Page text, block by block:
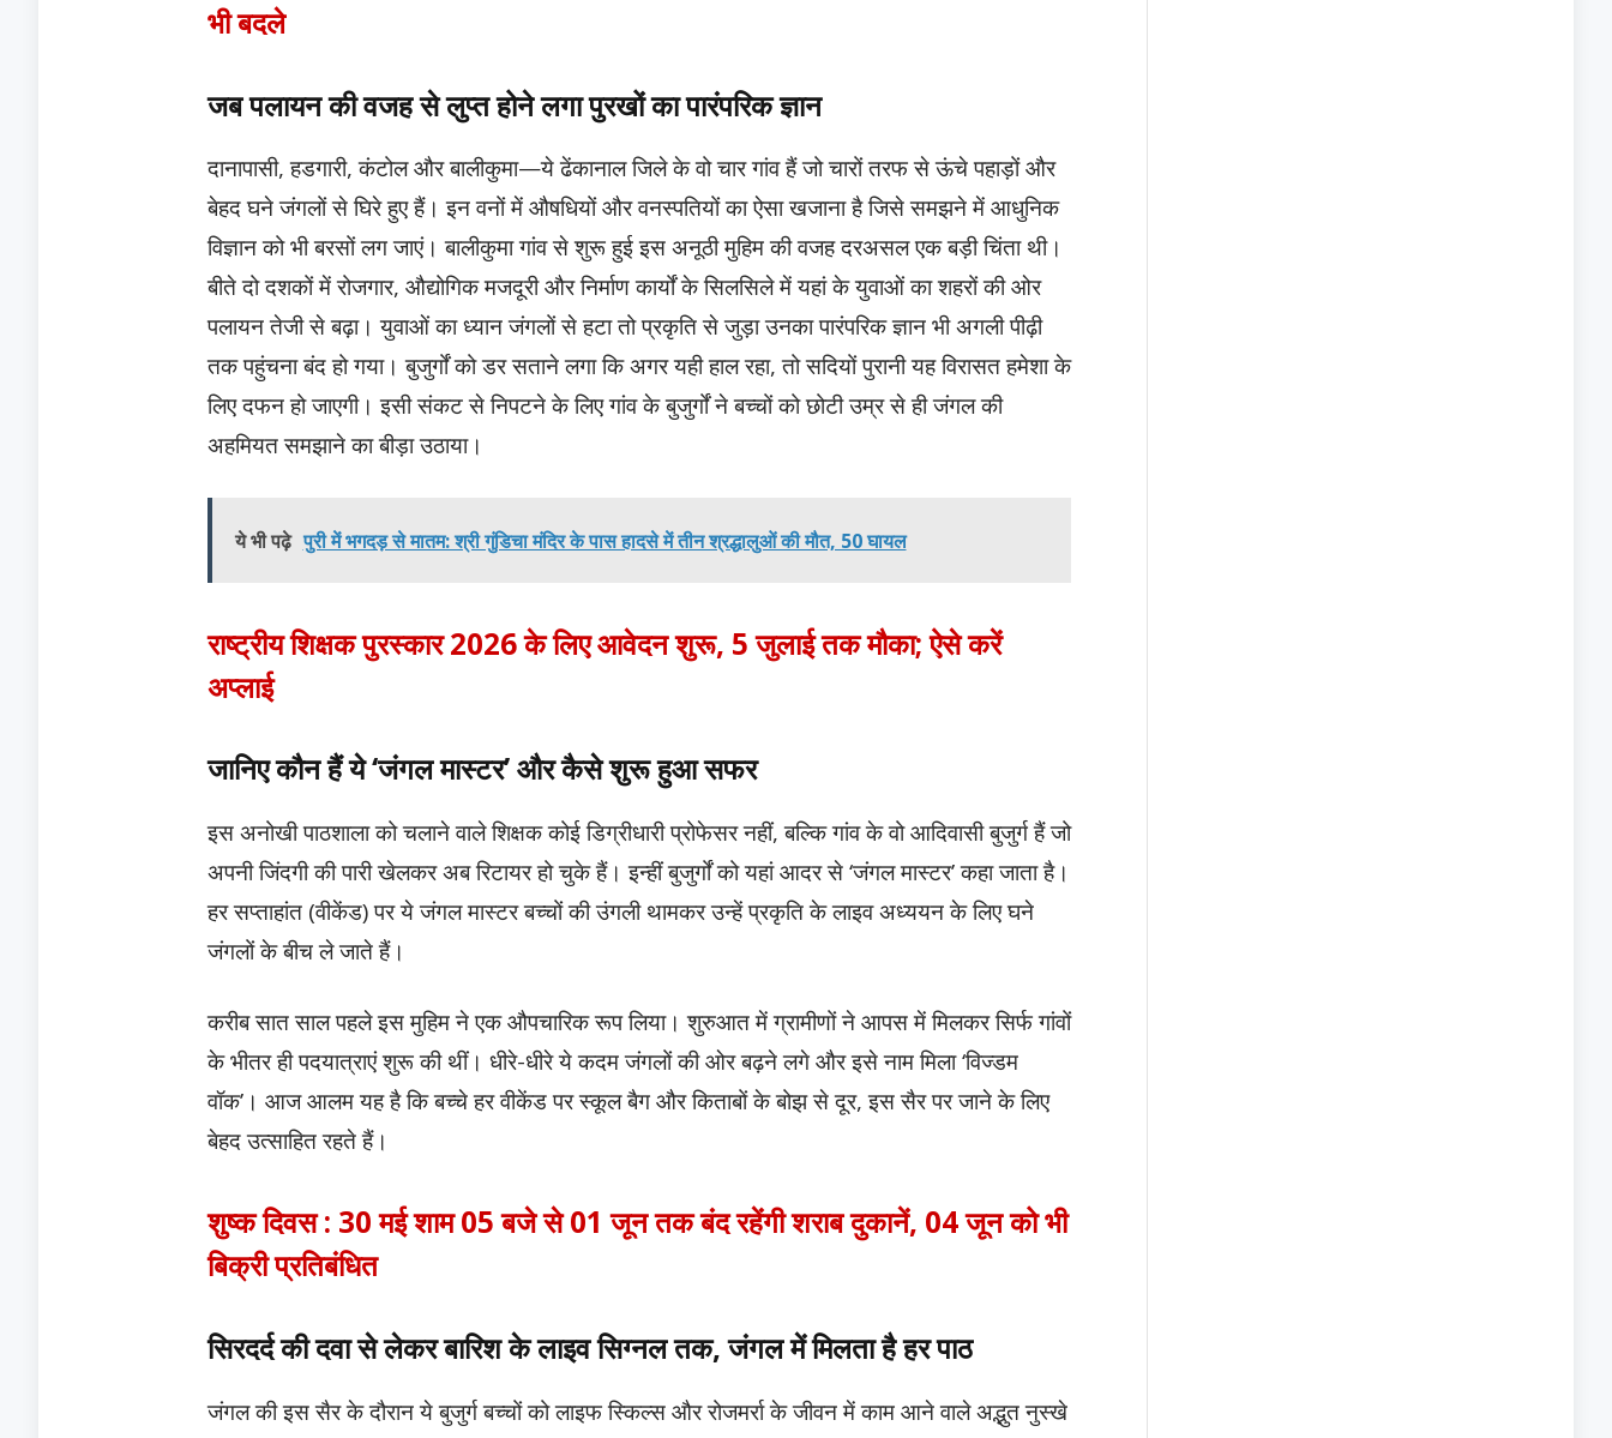
भी बदले
जब पलायन की वजह से लुप्त होने लगा पुरखों का पारंपरिक ज्ञान
दानापासी, हडगारी, कंटोल और बालीकुमा—ये ढेंकानाल जिले के वो चार गांव हैं जो चारों तरफ से ऊंचे पहाड़ों और
बेहद घने जंगलों से घिरे हुए हैं। इन वनों में औषधियों और वनस्पतियों का ऐसा खजाना है जिसे समझने में आधुनिक
विज्ञान को भी बरसों लग जाएं। बालीकुमा गांव से शुरू हुई इस अनूठी मुहिम की वजह दरअसल एक बड़ी चिंता थी।
बीते दो दशकों में रोजगार, औद्योगिक मजदूरी और निर्माण कार्यों के सिलसिले में यहां के युवाओं का शहरों की ओर
पलायन तेजी से बढ़ा। युवाओं का ध्यान जंगलों से हटा तो प्रकृति से जुड़ा उनका पारंपरिक ज्ञान भी अगली पीढ़ी
तक पहुंचना बंद हो गया। बुजुर्गों को डर सताने लगा कि अगर यही हाल रहा, तो सदियों पुरानी यह विरासत हमेशा के
लिए दफन हो जाएगी। इसी संकट से निपटने के लिए गांव के बुजुर्गों ने बच्चों को छोटी उम्र से ही जंगल की
अहमियत समझाने का बीड़ा उठाया।
ये भी पढ़े पुरी में भगदड़ से मातम: श्री गुंडिचा मंदिर के पास हादसे में तीन श्रद्धालुओं की मौत, 50 घायल
राष्ट्रीय शिक्षक पुरस्कार 2026 के लिए आवेदन शुरू, 5 जुलाई तक मौका; ऐसे करें
अप्लाई
जानिए कौन हैं ये ‘जंगल मास्टर’ और कैसे शुरू हुआ सफर
इस अनोखी पाठशाला को चलाने वाले शिक्षक कोई डिग्रीधारी प्रोफेसर नहीं, बल्कि गांव के वो आदिवासी बुजुर्ग हैं जो
अपनी जिंदगी की पारी खेलकर अब रिटायर हो चुके हैं। इन्हीं बुजुर्गों को यहां आदर से ‘जंगल मास्टर’ कहा जाता है।
हर सप्ताहांत (वीकेंड) पर ये जंगल मास्टर बच्चों की उंगली थामकर उन्हें प्रकृति के लाइव अध्ययन के लिए घने
जंगलों के बीच ले जाते हैं।
करीब सात साल पहले इस मुहिम ने एक औपचारिक रूप लिया। शुरुआत में ग्रामीणों ने आपस में मिलकर सिर्फ गांवों
के भीतर ही पदयात्राएं शुरू की थीं। धीरे-धीरे ये कदम जंगलों की ओर बढ़ने लगे और इसे नाम मिला ‘विज्डम
वॉक’। आज आलम यह है कि बच्चे हर वीकेंड पर स्कूल बैग और किताबों के बोझ से दूर, इस सैर पर जाने के लिए
बेहद उत्साहित रहते हैं।
शुष्क दिवस : 30 मई शाम 05 बजे से 01 जून तक बंद रहेंगी शराब दुकानें, 04 जून को भी
बिक्री प्रतिबंधित
सिरदर्द की दवा से लेकर बारिश के लाइव सिग्नल तक, जंगल में मिलता है हर पाठ
जंगल की इस सैर के दौरान ये बुजुर्ग बच्चों को लाइफ स्किल्स और रोजमर्रा के जीवन में काम आने वाले अद्भुत नुस्खे